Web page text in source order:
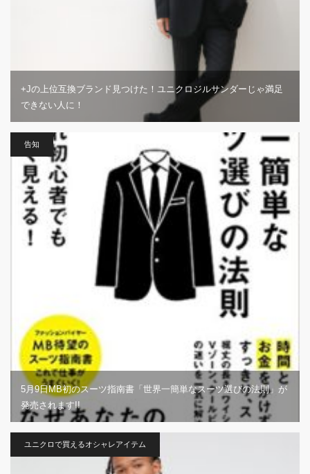
+Jの上位互換ブランド見つけた！ユニクロジルサンダーじゃ満足
できない人に！
告知
5月9日MB初のスーツ指南書「世界一簡単なスーツ選びの法則」が
発売されます!!
ユニクロで買えるオシャレアイテム